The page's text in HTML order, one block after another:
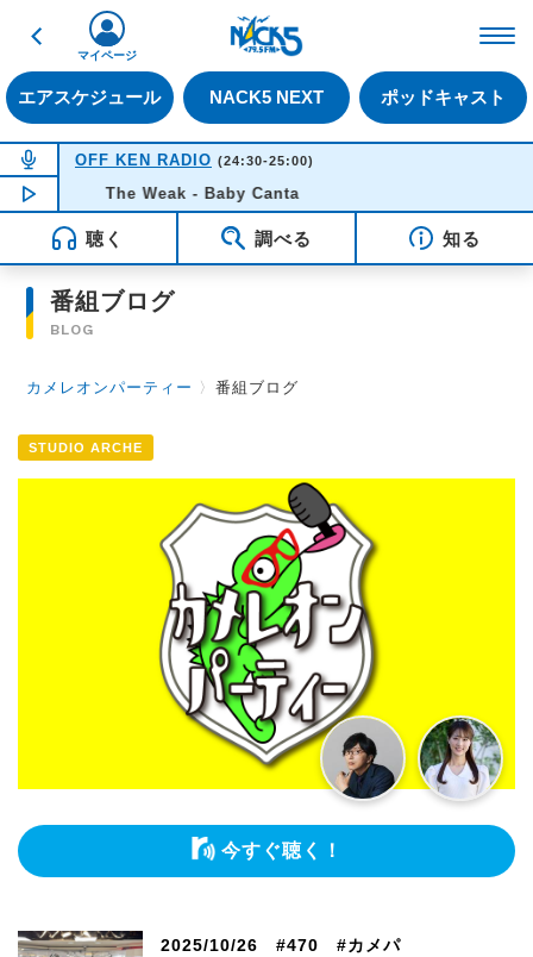
戻る
エアスケジュール NACK5 NEXT ポッドキャスト
マイページ
NOW ON AIR
OFF KEN RADIO (24:30-25:00)
NOW PLAYING00:52
The Weak - Baby Canta
聴く 調べる 知る
番組ブログ
BLOG
カメレオンパーティー 〉番組ブログ
STUDIO ARCHE
今すぐ聴く！
2025/10/26 #470 #カメパ